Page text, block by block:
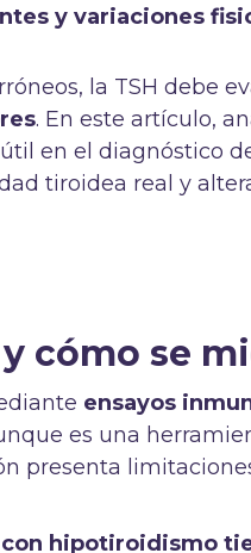
y variaciones
la TSH debe
. En este artículo,
en el diagnóstico
tiroidea real y
y cómo se
ensayos
es una
presenta
hipotiroidismo